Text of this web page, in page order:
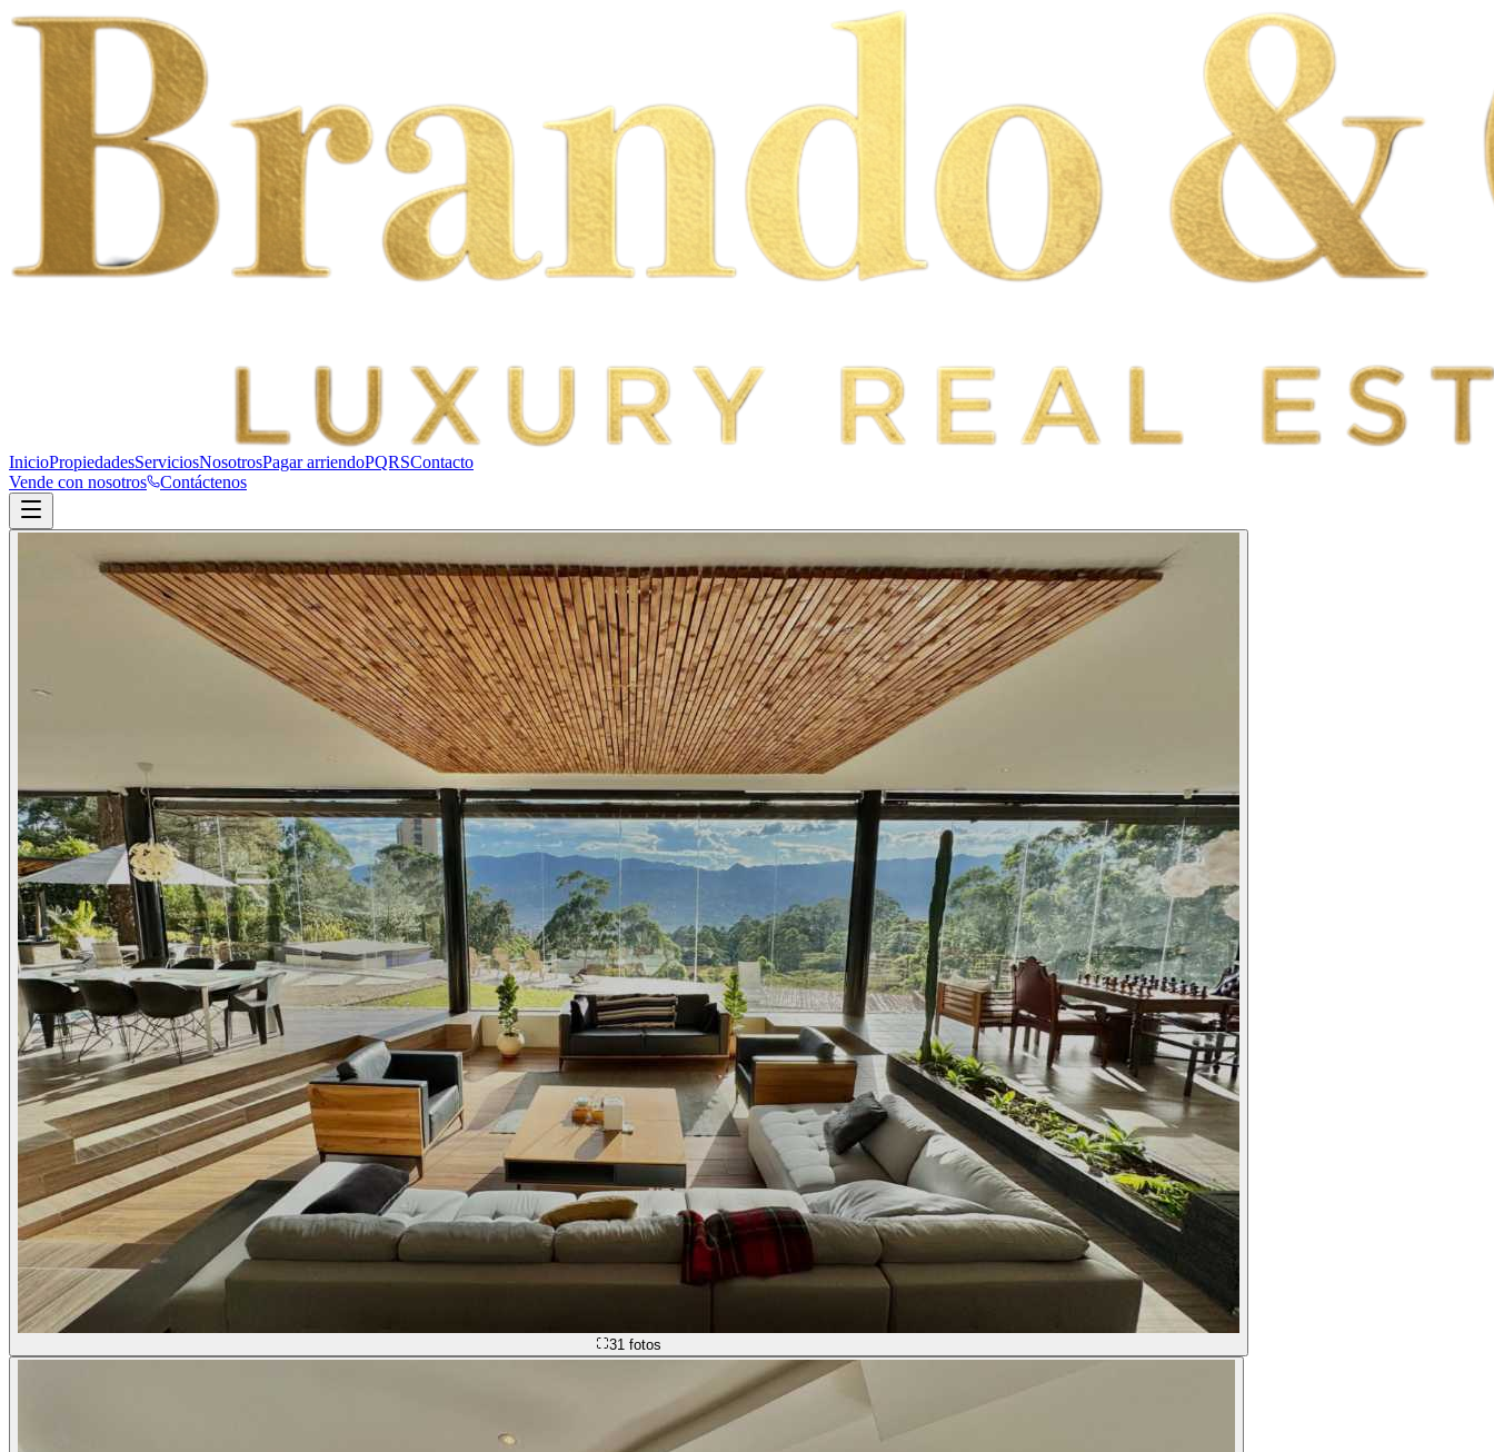
InicioPropiedadesServiciosNosotrosPagar arriendoPQRSContacto
Vende con nosotros
Contáctenos
31 fotos